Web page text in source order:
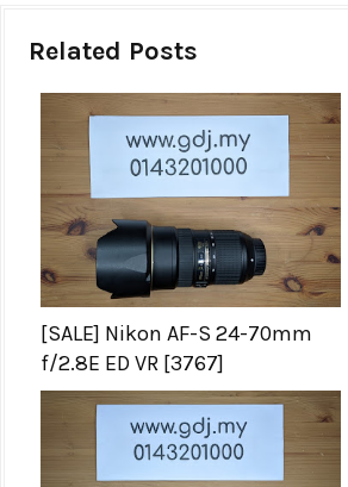
Related Posts
[SALE] Nikon AF-S 24-70mm
f/2.8E ED VR [3767]